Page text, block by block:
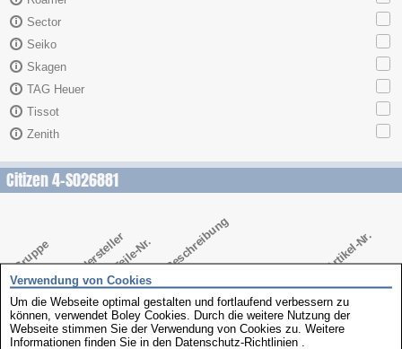
Sector
Seiko
Skagen
TAG Heuer
Tissot
Zenith
Citizen 4-S026881
Gruppe HerstellerTeile-Nr. Beschreibung Artikel-Nr.
Glas
Citize
n
54-Y0902
914154Y090
2
Krone
Citize
n
506-S836
C
9142506S83
6C
Verwendung von Cookies
Um die Webseite optimal gestalten und fortlaufend verbessern zu
können, verwendet Boley Cookies. Durch die weitere Nutzung der
Webseite stimmen Sie der Verwendung von Cookies zu. Weitere
Informationen finden Sie in den Datenschutz-Richtlinien